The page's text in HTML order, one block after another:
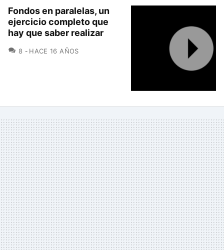
Fondos en paralelas, un
ejercicio completo que
hay que saber realizar
8 COMENTARIOS
HACE 16 AÑOS